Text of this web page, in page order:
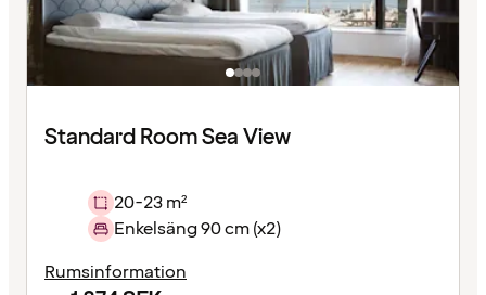
Standard Room Sea View
20-23 m²
Enkelsäng 90 cm (x2)
Rumsinformation